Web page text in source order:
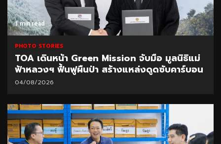
1 min read
PHOTO STORIES
TOA เดินหน้า Green Mission จับมือ มูลนิธิแม่
ฟ้าหลวงฯ ฟื้นฟูผืนป่า สร้างแหล่งดูดซับคาร์บอน
04/08/2026